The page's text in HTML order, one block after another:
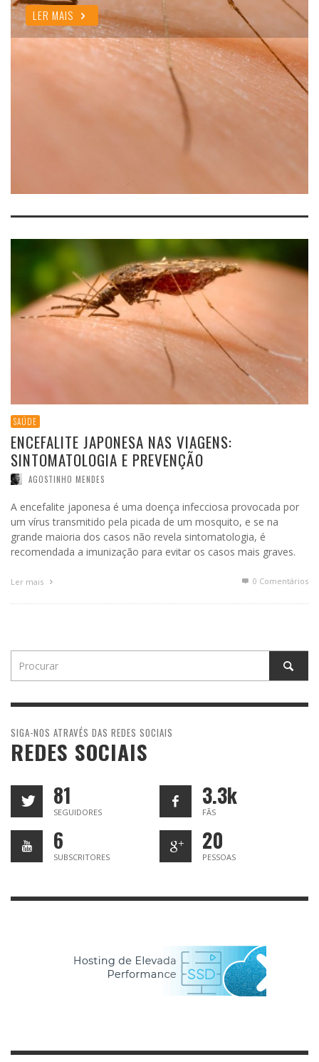
LER MAIS
SAÚDE
ENCEFALITE JAPONESA NAS VIAGENS:
SINTOMATOLOGIA E PREVENÇÃO
AGOSTINHO MENDES
A encefalite japonesa é uma doença infecciosa provocada por
um vírus transmitido pela picada de um mosquito, e se na
grande maioria dos casos não revela sintomatologia, é
recomendada a imunização para evitar os casos mais graves.
Ler mais 0 Comentários
SIGA-NOS ATRAVÉS DAS REDES SOCIAIS
REDES SOCIAIS
81
SEGUIDORES
3.3k
FÃS
6
SUBSCRITORES
20
PESSOAS